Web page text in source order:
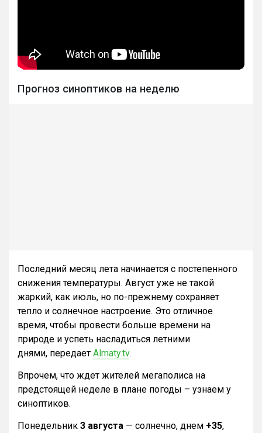
Прогноз синоптиков на неделю
Последний месяц лета начинается с постепенного
снижения температуры. Август уже не такой
жаркий, как июль, но по-прежнему сохраняет
тепло и солнечное настроение. Это отличное
время, чтобы провести больше времени на
природе и успеть насладиться летними
днями, передает Almaty.tv.
Впрочем, что ждет жителей мегаполиса на
предстоящей неделе в плане погоды – узнаем у
синоптиков.
Понедельник 3 августа — солнечно, днем +35,